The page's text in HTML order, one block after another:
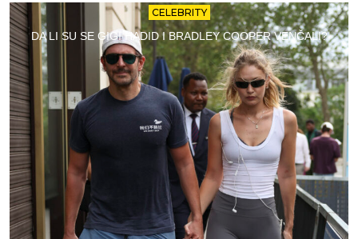
CELEBRITY
DA LI SU SE GIGI HADID I BRADLEY COOPER VENČALI?